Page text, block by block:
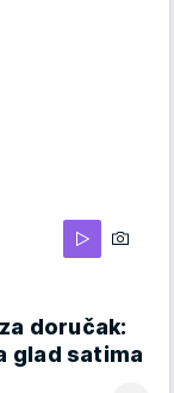
doručak:
glad satima